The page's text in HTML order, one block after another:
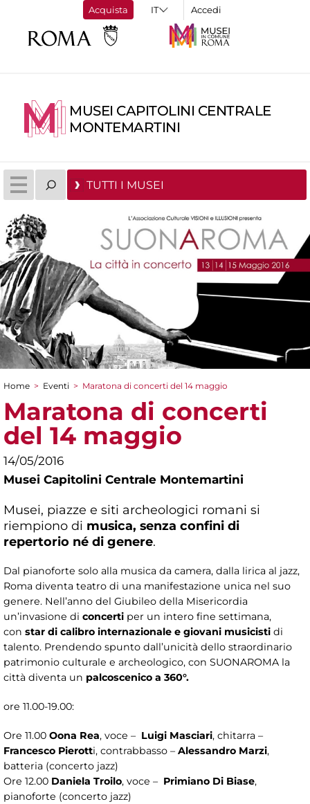
Acquista Accedi
MUSEI CAPITOLINI CENTRALE
MONTEMARTINI
TUTTI I MUSEI
Tu sei qui
Home > Eventi > Maratona di concerti del 14 maggio
Maratona di concerti
del 14 maggio
14/05/2016
Musei Capitolini Centrale Montemartini
Musei, piazze e siti archeologici romani si
riempiono di musica, senza confini di
repertorio né di genere.
Dal pianoforte solo alla musica da camera, dalla lirica al jazz,
Roma diventa teatro di una manifestazione unica nel suo
genere. Nell’anno del Giubileo della Misericordia
un’invasione di concerti per un intero fine settimana,
con star di calibro internazionale e giovani musicisti di
talento. Prendendo spunto dall’unicità dello straordinario
patrimonio culturale e archeologico, con SUONAROMA la
città diventa un palcoscenico a 360°.
ore 11.00-19.00:
Ore 11.00 Oona Rea, voce – Luigi Masciari, chitarra –
Francesco Pierotti, contrabbasso – Alessandro Marzi,
batteria (concerto jazz)
Ore 12.00 Daniela Troilo, voce – Primiano Di Biase,
pianoforte (concerto jazz)